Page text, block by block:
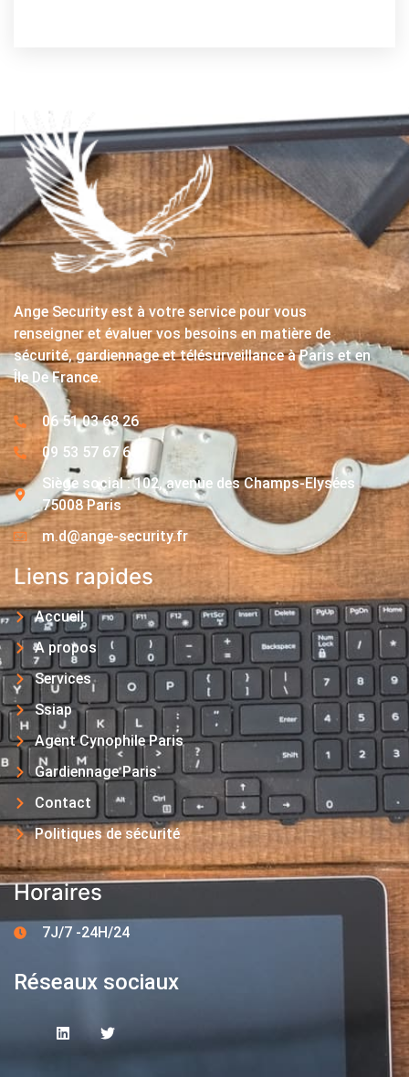
Ange Security est à votre service pour vous
renseigner et évaluer vos besoins en matière de
sécurité, gardiennage et télésurveillance à Paris et en
Île De France.
06 51 03 68 26
09 53 57 67 63
Siège social : 102, avenue des Champs-Elysées
75008 Paris
m.d@ange-security.fr
Liens rapides
Accueil
A propos
Services
Ssiap
Agent Cynophile Paris
Gardiennage Paris
Contact
Politiques de sécurité
Horaires
7J/7 -24H/24
Réseaux sociaux